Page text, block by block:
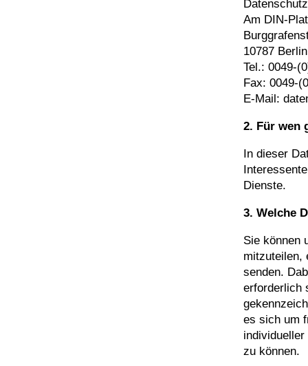
Am DIN-
10787 Berlin
Tel.: 0049-
Fax: 0049-
E-Mail:
2. Für wen
In dieser
Dienste.
3. Welche
Sie können
mitzuteilen,
senden.
erforderlich
es sich um
zu können.